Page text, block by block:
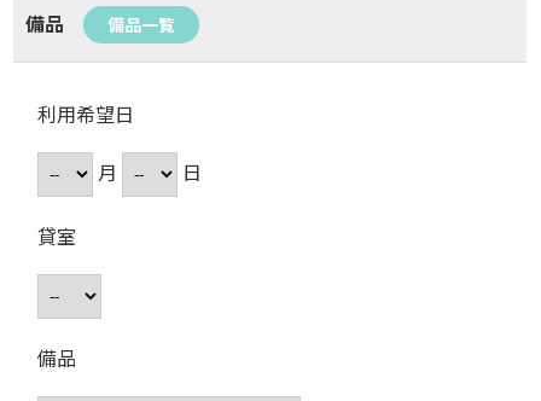
備品 備品一覧
利用希望日
月
日
貸室
備品